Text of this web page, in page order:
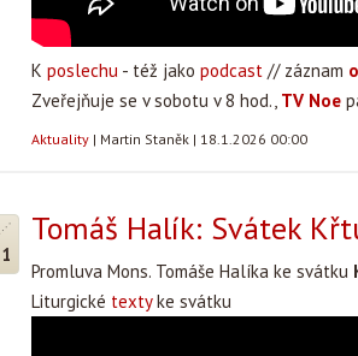
K poslechu - též jako podcast // záznam
Zveřejňuje se v sobotu v 8 hod., TV Noe
Aktuality | Martin Staněk | 18.1.2026 00:00
1
Tomáš Halík: Svátek
Promluva Mons. Tomáše Halíka ke svátku
Liturgické textyke svátku